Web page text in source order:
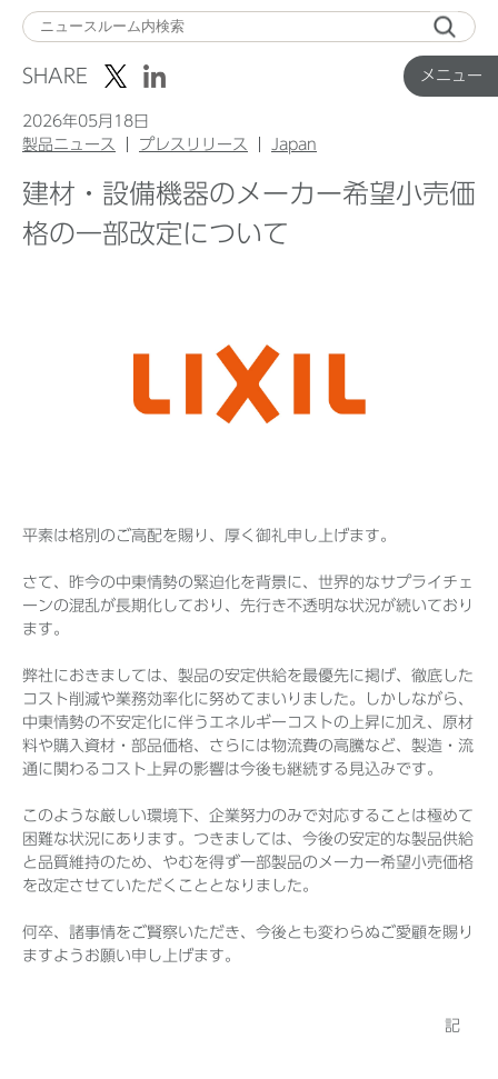
メニュー
ニ
ュ
Top
Before 2020
企業ニュースアーカイブ
製品ニュースアーカイブ
SHARE
2026年05月18日
製品ニュース
プレスリリース Japan
建材・設備機器のメーカー希望小売価
格の一部改定について
平素は格別のご高配を賜り、厚く御礼申し上げます。
さて、昨今の中東情勢の緊迫化を背景に、世界的なサプライチェ
ーンの混乱が長期化しており、先行き不透明な状況が続いており
ます。
弊社におきましては、製品の安定供給を最優先に掲げ、徹底した
コスト削減や業務効率化に努めてまいりました。しかしながら、
中東情勢の不安定化に伴うエネルギーコストの上昇に加え、原材
料や購入資材・部品価格、さらには物流費の高騰など、製造・流
通に関わるコスト上昇の影響は今後も継続する見込みです。
このような厳しい環境下、企業努力のみで対応することは極めて
困難な状況にあります。つきましては、今後の安定的な製品供給
と品質維持のため、やむを得ず一部製品のメーカー希望小売価格
を改定させていただくこととなりました。
何卒、諸事情をご賢察いただき、今後とも変わらぬご愛顧を賜り
ますようお願い申し上げます。
記